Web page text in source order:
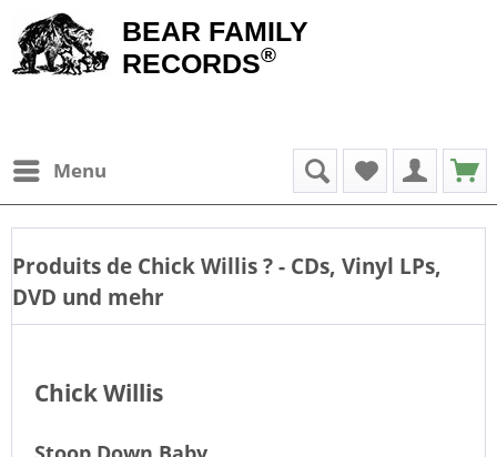
BEAR FAMILY
RECORDS®
Menu
Produits de Chick Willis? - CDs, Vinyl LPs,
DVD und mehr
Chick Willis